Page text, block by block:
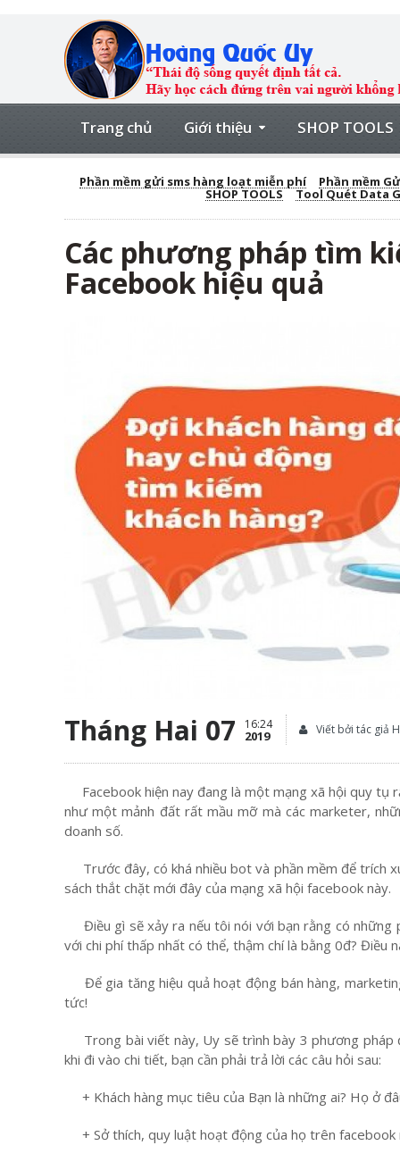
Trang chủ Giới thiệu SHOP TOOLS
Phần mềm gửi sms hàng loạt miễn phí Phần mềm
SHOP TOOLS Tool Quét Data
Các phương pháp tìm
Facebook hiệu quả
Tháng Hai 07 16:24
2019 Viết bởi tác giả
Facebook hiện nay đang là một mạng xã hội quy tụ
như một mảnh đất rất mầu mỡ mà các marketer,
doanh số.
Trước đây, có khá nhiều bot và phần mềm để trích
sách thắt chặt mới đây của mạng xã hội facebook này.
Điều gì sẽ xảy ra nếu tôi nói với bạn rằng có những
với chi phí thấp nhất có thể, thậm chí là bằng 0đ? Điều
Để gia tăng hiệu quả hoạt động bán hàng,
tức!
Trong bài viết này, Uy sẽ trình bày 3 phương pháp
khi đi vào chi tiết, bạn cần phải trả lời các câu hỏi sau:
+ Khách hàng mục tiêu của Bạn là những ai? Họ ở
+ Sở thích, quy luật hoạt động của họ trên facebook